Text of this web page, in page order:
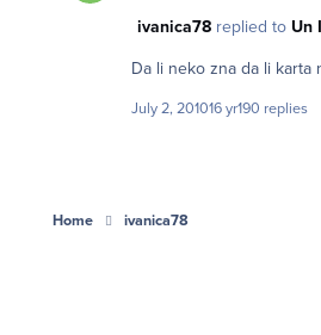
ivanica78replied to Un
Da li neko zna da li karta
July 2, 201016 yr190 replies
Home ivanica78